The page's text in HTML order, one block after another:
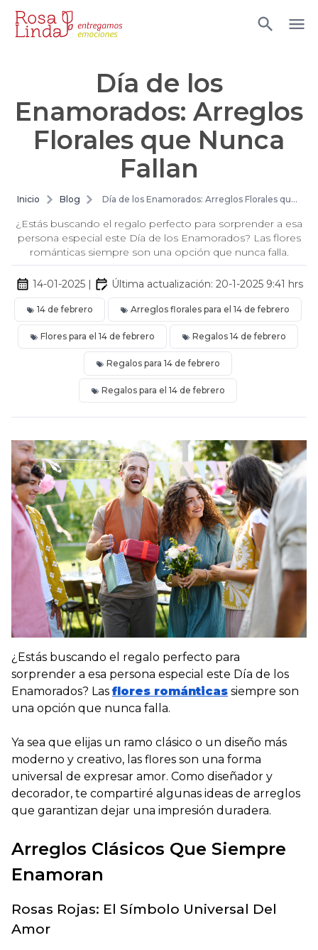
Día de los
Enamorados: Arreglos
Florales que Nunca
Fallan
Inicio Blog
Día de los Enamorados: Arreglos Florales que
¿Estás buscando el regalo perfecto para sorprender a esa
persona especial este Día de los Enamorados? Las flores
románticas siempre son una opción que nunca falla.
14-01-2025| Última actualización: 20-1-2025 9:41 hrs
14 de febrero Arreglos florales para el 14 de febrero
Flores para el 14 de febrero Regalos 14 de febrero
Regalos para 14 de febrero
Regalos para el 14 de febrero
¿ Estás buscando el regalo perfecto para
sorprender a esa persona especial este Día de los
Enamorados? Las flores románticas siempre son
una opción que nunca falla.
Ya sea que elijas un ramo clásico o un diseño más
moderno y creativo, las flores son una forma
universal de expresar amor. Como diseñador y
decorador, te compartiré algunas ideas de arreglos
que garantizan dejar una impresión duradera.
Arreglos Clásicos Que Siempre
Enamoran
Rosas Rojas: El Símbolo Universal Del
Amor